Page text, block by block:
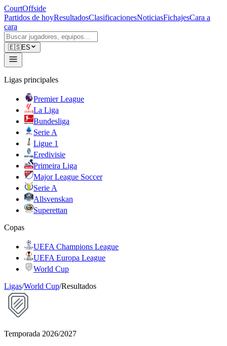
CourtOffside
Partidos de hoyResultadosClasificacionesNoticiasFichajesCara a
cara
🇪🇸ES
Ligas principales
Premier League
La Liga
Bundesliga
Serie A
Ligue 1
Eredivisie
Primeira Liga
Major League Soccer
Serie A
Allsvenskan
Superettan
Copas
UEFA Champions League
UEFA Europa League
World Cup
Ligas/World Cup/Resultados
Temporada 2026/2027